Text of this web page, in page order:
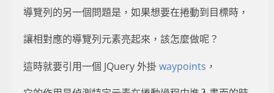
導覽列的另一個問題是，如果想要在捲動到目標時，
讓相對應的導覽列元素亮起來，該怎麼做呢？
這時就要引用一個 JQuery 外掛waypoints ，